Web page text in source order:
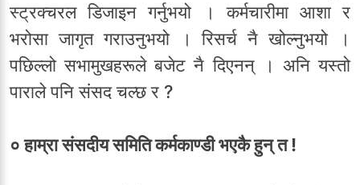
स्ट्रक्चरल डिजाइन गर्नुभयो । कर्मचारीमा आशा र
भरोसा जागृत गराउनुभयो । रिसर्च नै खोल्नुभयो ।
पछिल्लो सभामुखहरूले बजेट नै दिएनन् । अनि यस्तो
पाराले पनि संसद चल्छ र ?
० हाम्रा संसदीय समिति कर्मकाण्डी भएकै हुन् त !